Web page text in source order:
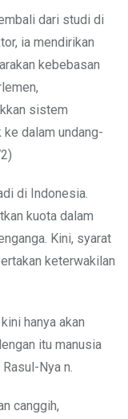
dari studi di
ia mendirikan
kebebasan
sistem
ke dalam undang-
di Indonesia.
kuota dalam
Kini, syarat
keterwakilan
hanya akan
itu manusia
Nya n.
canggih,